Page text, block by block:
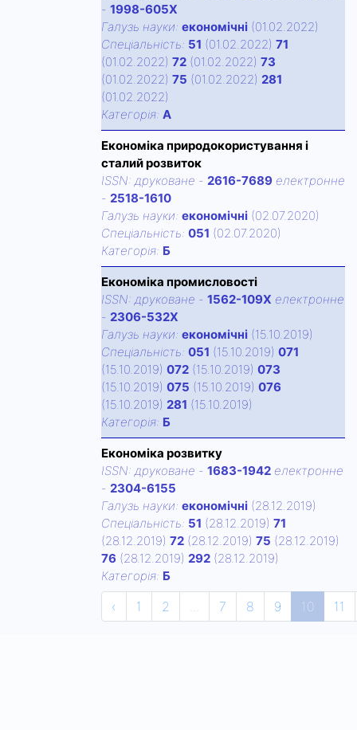
- 1998-605X
Галузь науки: економічні (01.02.2022)
Спецiальнiсть: 51 (01.02.2022) 71
(01.02.2022) 72 (01.02.2022) 73
(01.02.2022) 75 (01.02.2022) 281
(01.02.2022)
Категорiя: А
Економіка природокористування і
сталий розвиток
ISSN: друковане - 2616-7689 електронне
- 2518-1610
Галузь науки: економічні (02.07.2020)
Спецiальнiсть: 051 (02.07.2020)
Категорiя: Б
Економіка промисловості
ISSN: друковане - 1562-109X електронне
- 2306-532X
Галузь науки: економічні (15.10.2019)
Спецiальнiсть: 051 (15.10.2019) 071
(15.10.2019) 072 (15.10.2019) 073
(15.10.2019) 075 (15.10.2019) 076
(15.10.2019) 281 (15.10.2019)
Категорiя: Б
Економіка розвитку
ISSN: друковане - 1683-1942 електронне
- 2304-6155
Галузь науки: економічні (28.12.2019)
Спецiальнiсть: 51 (28.12.2019) 71
(28.12.2019) 72 (28.12.2019) 75 (28.12.2019)
76 (28.12.2019) 292 (28.12.2019)
Категорiя: Б
‹ 1 2 7 8 9 10 11